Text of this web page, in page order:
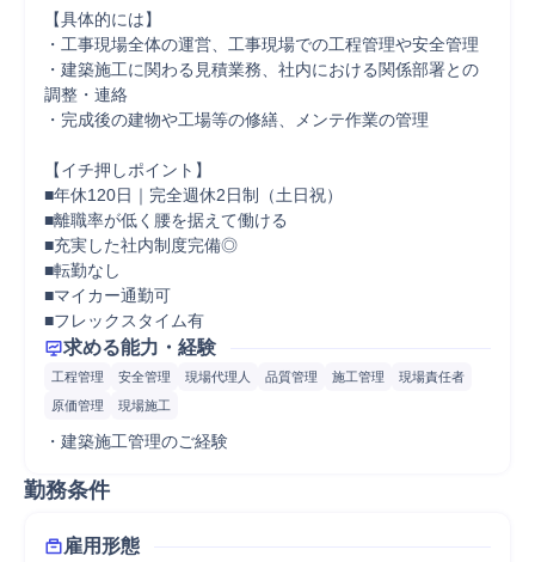
【具体的には】
・工事現場全体の運営、工事現場での工程管理や安全管理
・建築施工に関わる見積業務、社内における関係部署との
調整・連絡
・完成後の建物や工場等の修繕、メンテ作業の管理
【イチ押しポイント】
■年休120日｜完全週休2日制（土日祝）
■離職率が低く腰を据えて働ける
■充実した社内制度完備◎
■転勤なし
■マイカー通勤可
■フレックスタイム有
求める能力・経験
工程管理 安全管理 現場代理人 品質管理 施工管理
現場責任者
原価管理
現場施工
・建築施工管理のご経験
勤務条件
雇用形態